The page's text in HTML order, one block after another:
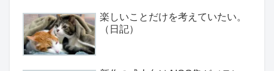
楽しいことだけを考えていたい。
（日記）